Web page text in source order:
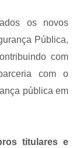
os novos
Pública,
com
com o
pública em
titulares e